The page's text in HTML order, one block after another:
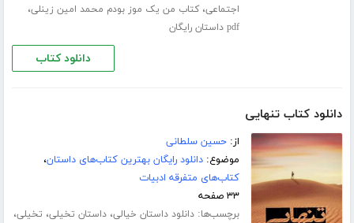
اجتماعی،کتاب من یک موز بودم محمد امین زینلی،
pdf داستان رایگان
دانلود کتاب
دانلود کتاب تنهایی
از:حسین سلطانی
موضوع:دانلود رایگان بهترین کتاب‌های داستان،
کتاب‌های متفرقه ادبیات
۳۳ صفحه
برچسب‌ها:دانلود داستان خیالی،داستان تخیلی، تخیلی،